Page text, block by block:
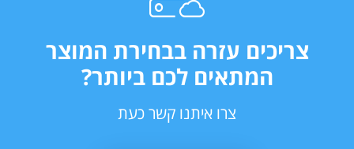
צריכים עזרה בבחירת המוצר
המתאים לכם ביותר?
צרו איתנו קשר כעת